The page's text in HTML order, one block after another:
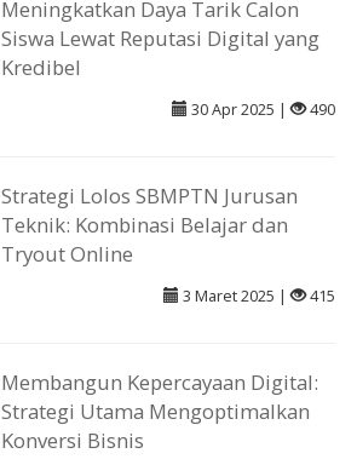
Meningkatkan Daya Tarik Calon
Siswa Lewat Reputasi Digital yang
Kredibel
30 Apr 2025 | 490
Strategi Lolos SBMPTN Jurusan
Teknik: Kombinasi Belajar dan
Tryout Online
3 Maret 2025 | 415
Membangun Kepercayaan Digital:
Strategi Utama Mengoptimalkan
Konversi Bisnis